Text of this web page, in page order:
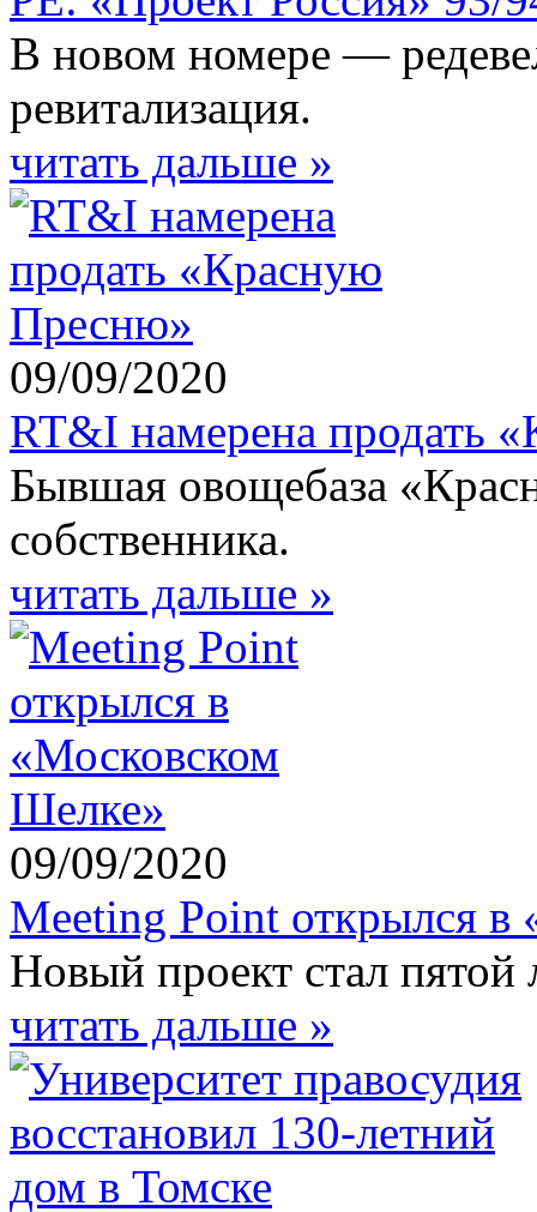
В новом номере —
ревитализация.
читать дальше »
09/09/2020
RT&I намерена продать
Бывшая овощебаза
собственника.
читать дальше »
09/09/2020
Meeting Point открылся
Новый проект стал пятой
читать дальше »